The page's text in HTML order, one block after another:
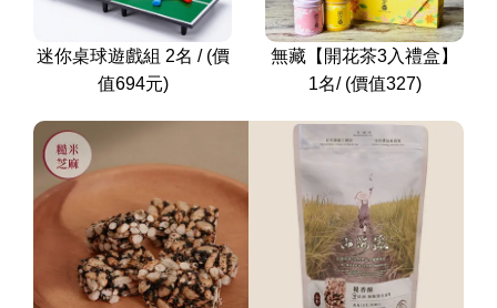
迷你桌球遊戲組 2名 / (價
值694元)
無藏【開花茶3入禮盒】
1名/ (價值327)